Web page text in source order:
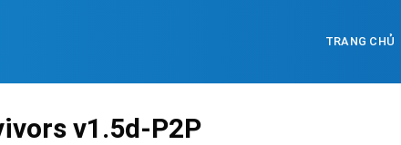
TRANG CHỦ
v1.5d-P2P